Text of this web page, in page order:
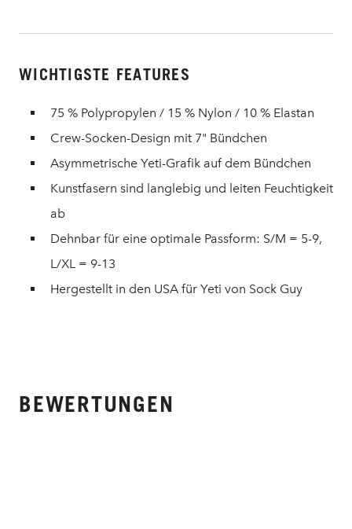
WICHTIGSTE FEATURES
75 % Polypropylen / 15 % Nylon / 10 % Elastan
Crew-Socken-Design mit 7" Bündchen
Asymmetrische Yeti-Grafik auf dem Bündchen
Kunstfasern sind langlebig und leiten Feuchtigkeit
ab
Dehnbar für eine optimale Passform: S/M = 5-9,
L/XL = 9-13
Hergestellt in den USA für Yeti von Sock Guy
BEWERTUNGEN